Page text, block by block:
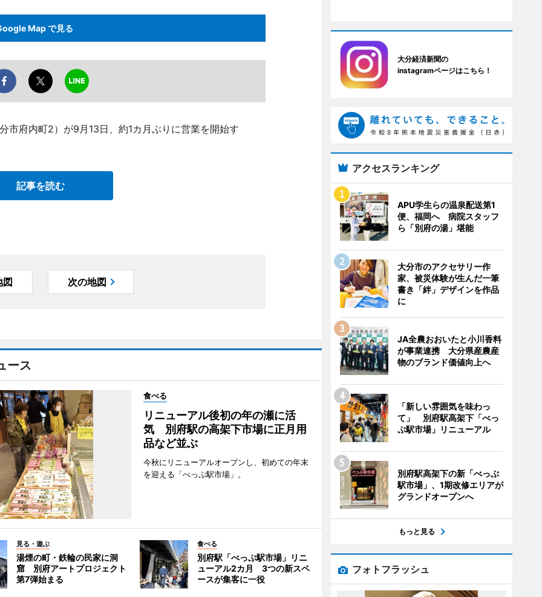
Map で見る
市府内町2）が9月13日、約1カ月ぶりに営業を開始す
記事を読む
図 次の地図
ース
食べる
リニューアル後初の年の瀬に活
気 別府駅の高架下市場に正月用
品など並ぶ
今秋にリニューアルオープンし、初めての年末
を迎える「べっぷ駅市場」。
見る・遊ぶ
湯煙の町・鉄輪の民家に洞
窟 別府アートプロジェクト
第7弾始まる
食べる
別府駅「べっぷ駅市場」リニ
ューアル2カ月 3つの新スペ
ースが集客に一役
大分経済新聞の
instagramページはこちら！
アクセスランキング
APU学生らの温泉配送第1
便、福岡へ 病院スタッフ
ら「別府の湯」堪能
大分市のアクセサリー作
家、被災体験が生んだ一筆
書き「絆」デザインを作品
に
JA全農おおいたと小川香料
が事業連携 大分県産農産
物のブランド価値向上へ
「新しい雰囲気を味わっ
て」 別府駅高架下「べっ
ぷ駅市場」リニューアル
別府駅高架下の新「べっぷ
駅市場」、1期改修エリアが
グランドオープンへ
もっと見る
フォトフラッシュ